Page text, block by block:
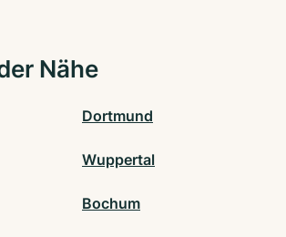
Nähe
Dortmund
Wuppertal
Bochum